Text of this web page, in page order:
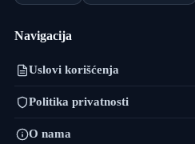
Navigacija
Uslovi korišćenja
Politika privatnosti
O nama